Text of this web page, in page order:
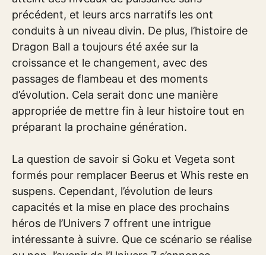
précédent, et leurs arcs narratifs les ont
conduits à un niveau divin. De plus, l’histoire de
Dragon Ball a toujours été axée sur la
croissance et le changement, avec des
passages de flambeau et des moments
d’évolution. Cela serait donc une manière
appropriée de mettre fin à leur histoire tout en
préparant la prochaine génération.
La question de savoir si Goku et Vegeta sont
formés pour remplacer Beerus et Whis reste en
suspens. Cependant, l’évolution de leurs
capacités et la mise en place des prochains
héros de l’Univers 7 offrent une intrigue
intéressante à suivre. Que ce scénario se réalise